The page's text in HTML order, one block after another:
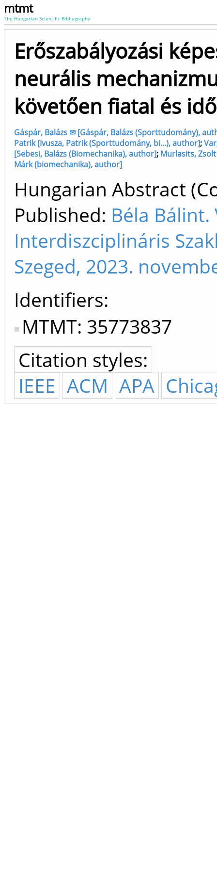
mtmt
The Hungarian Scientific Bibliography
Erőszabályozási
neurális
követően fiatal és
Gáspár, Balázs ✉ [Gáspár, Balázs (Sporttudomány),
Patrik [Ivusza, Patrik (Sporttudomány, bi...), author];
[Sebesi, Balázs (Biomechanika), author]; Murlasits,
Márk (biomechanika), author]
Hungarian Abstract
Published: Béla
Interdiszciplináris
Szeged, 2023.
Identifiers
MTMT: 35773837
Citation styles:
IEEE ACM APA